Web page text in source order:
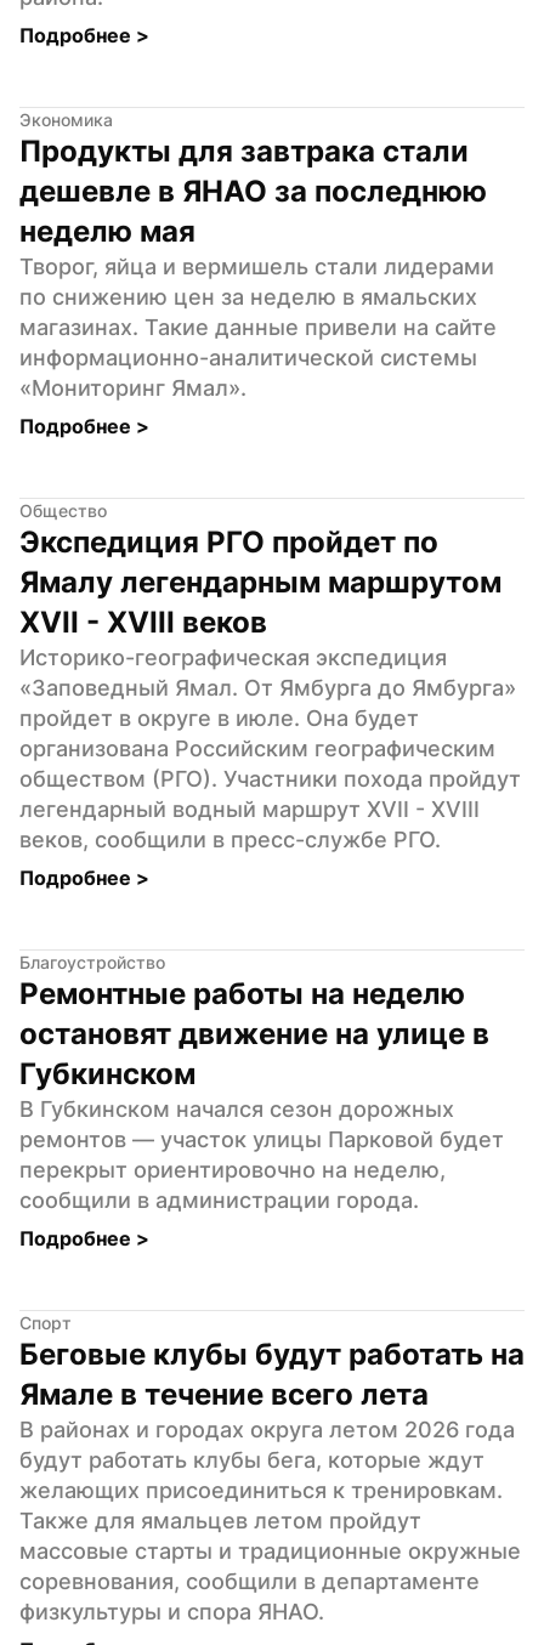
Подробнее >
Экономика
Продукты для завтрака стали
дешевле в ЯНАО за последнюю
неделю мая
Творог, яйца и вермишель стали лидерами
по снижению цен за неделю в ямальских
магазинах. Такие данные привели на сайте
информационно-аналитической системы
«Мониторинг Ямал».
Подробнее >
Общество
Экспедиция РГО пройдет по
Ямалу легендарным маршрутом
XVII - XVIII веков
Историко-географическая экспедиция
«Заповедный Ямал. От Ямбурга до Ямбурга»
пройдет в округе в июле. Она будет
организована Российским географическим
обществом (РГО). Участники похода пройдут
легендарный водный маршрут XVII - XVIII
веков, сообщили в пресс-службе РГО.
Подробнее >
Благоустройство
Ремонтные работы на неделю
остановят движение на улице в
Губкинском
В Губкинском начался сезон дорожных
ремонтов — участок улицы Парковой будет
перекрыт ориентировочно на неделю,
сообщили в администрации города.
Подробнее >
Спорт
Беговые клубы будут работать на
Ямале в течение всего лета
В районах и городах округа летом 2026 года
будут работать клубы бега, которые ждут
желающих присоединиться к тренировкам.
Также для ямальцев летом пройдут
массовые старты и традиционные окружные
соревнования, сообщили в департаменте
физкультуры и спора ЯНАО.